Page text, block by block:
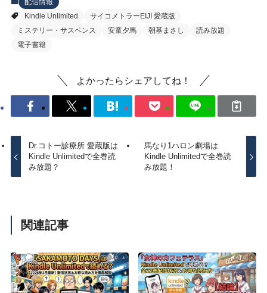
Kindle Unlimited
サイコメトラーEIJI 愛蔵版
ミステリー・サスペンス
安童夕馬 朝基まさし
読み放題
電子書籍
よかったらシェアしてね！
Dr.コトー診療所 愛蔵版は
Kindle Unlimitedで全巻読
み放題？
馬なり1ハロン劇場は
Kindle Unlimitedで全巻読
み放題！
関連記事